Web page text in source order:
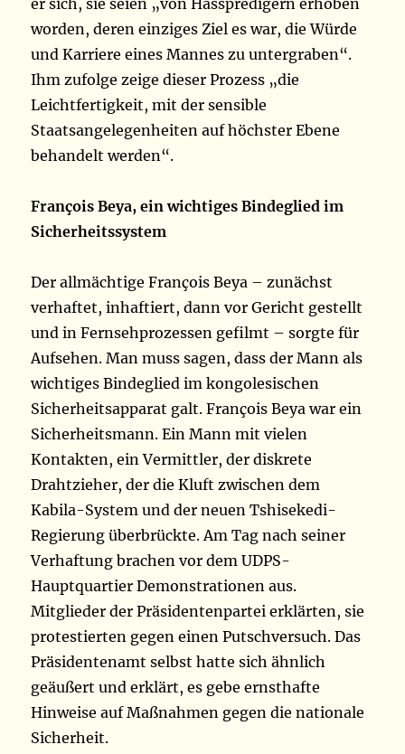
er sich, sie seien „von Hasspredigern erhoben
worden, deren einziges Ziel es war, die Würde
und Karriere eines Mannes zu untergraben“.
Ihm zufolge zeige dieser Prozess „die
Leichtfertigkeit, mit der sensible
Staatsangelegenheiten auf höchster Ebene
behandelt werden“.
François Beya, ein wichtiges Bindeglied im
Sicherheitssystem
Der allmächtige François Beya – zunächst
verhaftet, inhaftiert, dann vor Gericht gestellt
und in Fernsehprozessen gefilmt – sorgte für
Aufsehen. Man muss sagen, dass der Mann als
wichtiges Bindeglied im kongolesischen
Sicherheitsapparat galt. François Beya war ein
Sicherheitsmann. Ein Mann mit vielen
Kontakten, ein Vermittler, der diskrete
Drahtzieher, der die Kluft zwischen dem
Kabila-System und der neuen Tshisekedi-
Regierung überbrückte. Am Tag nach seiner
Verhaftung brachen vor dem UDPS-
Hauptquartier Demonstrationen aus.
Mitglieder der Präsidentenpartei erklärten, sie
protestierten gegen einen Putschversuch. Das
Präsidentenamt selbst hatte sich ähnlich
geäußert und erklärt, es gebe ernsthafte
Hinweise auf Maßnahmen gegen die nationale
Sicherheit.